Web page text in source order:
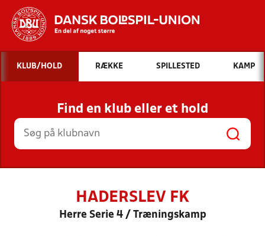
Hvad vil du søge efter?
INDHOLD OG NYHEDER
STILLINGER, RESULTATER, KLUBBER OG
HOLD
KLUB/HOLD RÆKKE SPILLESTED KAMP
Find en klub eller et hold
HADERSLEV FK
Herre Serie 4 / Træningskamp